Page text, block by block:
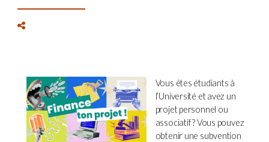
Vous êtes étudiants à
l’Université et avez un
projet personnel ou
associatif ? Vous pouvez
obtenir une subvention